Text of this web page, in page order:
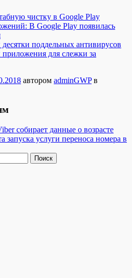
чистку в Google Play
В Google Play появилась
поддельных антивирусов
для слежки за
автором adminGWPв
собирает данные о возрасте
запуска услуги переноса номера в